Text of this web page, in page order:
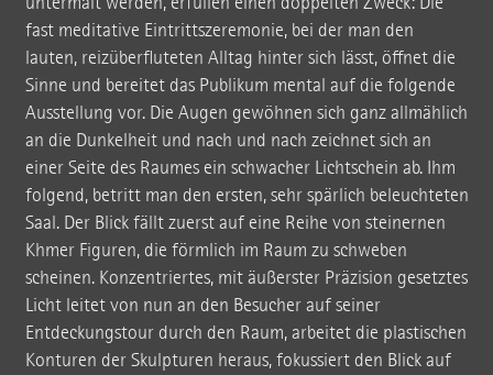
fast meditative Eintrittszeremonie, bei der man den
lauten, reizüberfluteten Alltag hinter sich lässt, öffnet die
Sinne und bereitet das Publikum mental auf die folgende
Ausstellung vor. Die Augen gewöhnen sich ganz allmählich
an die Dunkelheit und nach und nach zeichnet sich an
einer Seite des Raumes ein schwacher Lichtschein ab. Ihm
folgend, betritt man den ersten, sehr spärlich beleuchteten
Saal. Der Blick fällt zuerst auf eine Reihe von steinernen
Khmer Figuren, die förmlich im Raum zu schweben
scheinen. Konzentriertes, mit äußerster Präzision gesetztes
Licht leitet von nun an den Besucher auf seiner
Entdeckungstour durch den Raum, arbeitet die plastischen
Konturen der Skulpturen heraus, fokussiert den Blick auf